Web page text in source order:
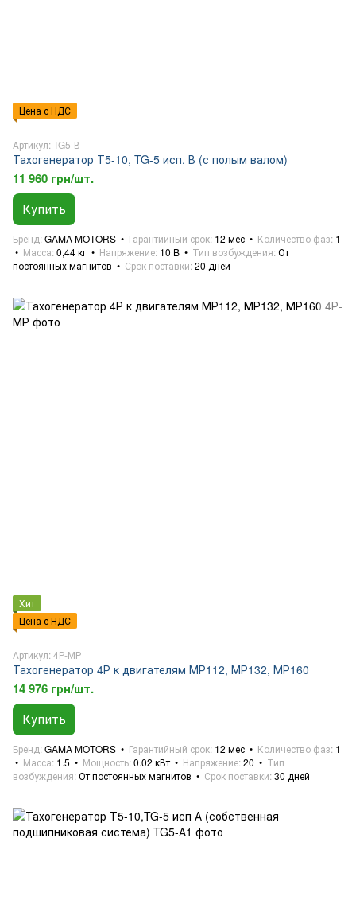
Цена с НДС
Артикул: TG5-В
Тахогенератор Т5-10, TG-5 исп. В (с полым валом)
11 960 грн/шт.
Купить
Бренд GAMA MOTORS Гарантийный срок 12 мес Количество фаз 1
Масса 0,44 кг Напряжение 10 B Тип возбуждения От
постоянных магнитов
Срок поставки 20 дней
Хит
Цена с НДС
Артикул: 4Р-МР
Тахогенератор 4Р к двигателям МР112, МР132, МР160
14 976 грн/шт.
Купить
Бренд GAMA MOTORS Гарантийный срок 12 мес Количество фаз 1
Масса 1.5 Мощность 0.02 кВт Напряжение 20
Тип
возбуждения От постоянных магнитов Срок поставки 30 дней